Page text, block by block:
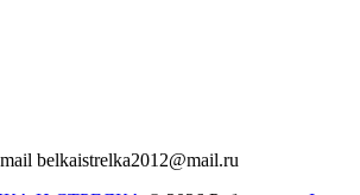
belkaistrelka2012@mail.ru